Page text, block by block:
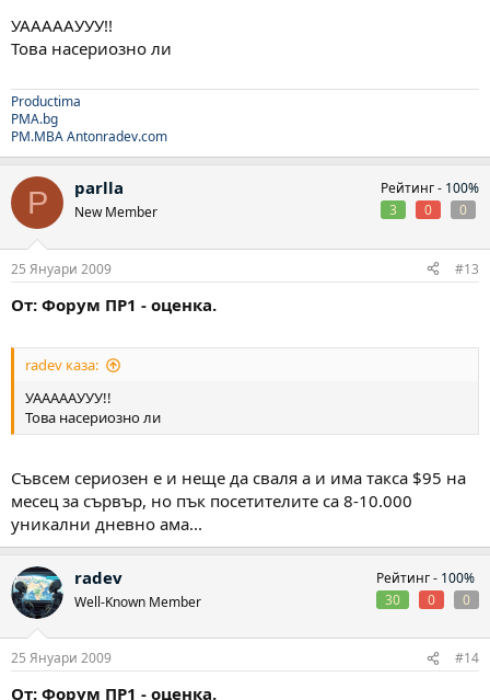
УАААААУУУ!!
Това насериозно ли
Productima
PMA.bg
PM.MBAAntonradev.com
P parlla
New Member
Рейтинг - 100%
3
0 0
25 Януари 2009 #13
От: Форум ПР1 - оценка.
radev каза:
УАААААУУУ!!
Това насериозно ли
Съвсем сериозен е и неще да сваля а и има такса $95 на
месец за сървър, но пък посетителите са 8-10.000
уникални дневно ама...
radev
Well-Known Member
Рейтинг - 100%
30
0 0
25 Януари 2009 #14
От: Форум ПР1 - оценка.